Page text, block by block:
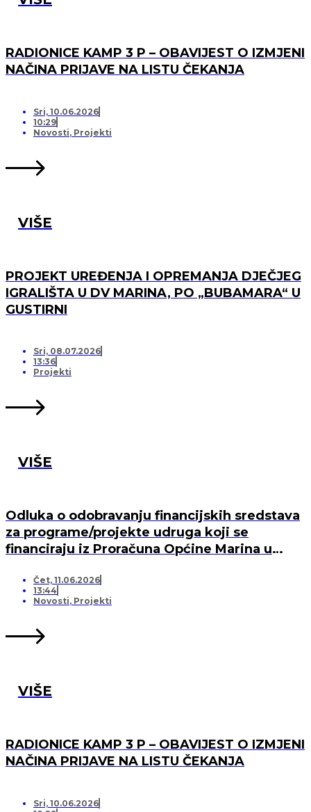
RADIONICE KAMP 3 P – OBAVIJEST O IZMJENI
NAČINA PRIJAVE NA LISTU ČEKANJA
Sri, 10.06.2026
10:29
Novosti, Projekti
VIŠE
PROJEKT UREĐENJA I OPREMANJA DJEČJEG
IGRALIŠTA U DV MARINA, PO „BUBAMARA“ U
GUSTIRNI
Sri, 08.07.2026
13:36
Projekti
VIŠE
Odluka o odobravanju financijskih sredstava
za programe/projekte udruga koji se
financiraju iz Proračuna Općine Marina u
Čet, 11.06.2026
13:44
Novosti, Projekti
VIŠE
RADIONICE KAMP 3 P – OBAVIJEST O IZMJENI
NAČINA PRIJAVE NA LISTU ČEKANJA
Sri, 10.06.2026